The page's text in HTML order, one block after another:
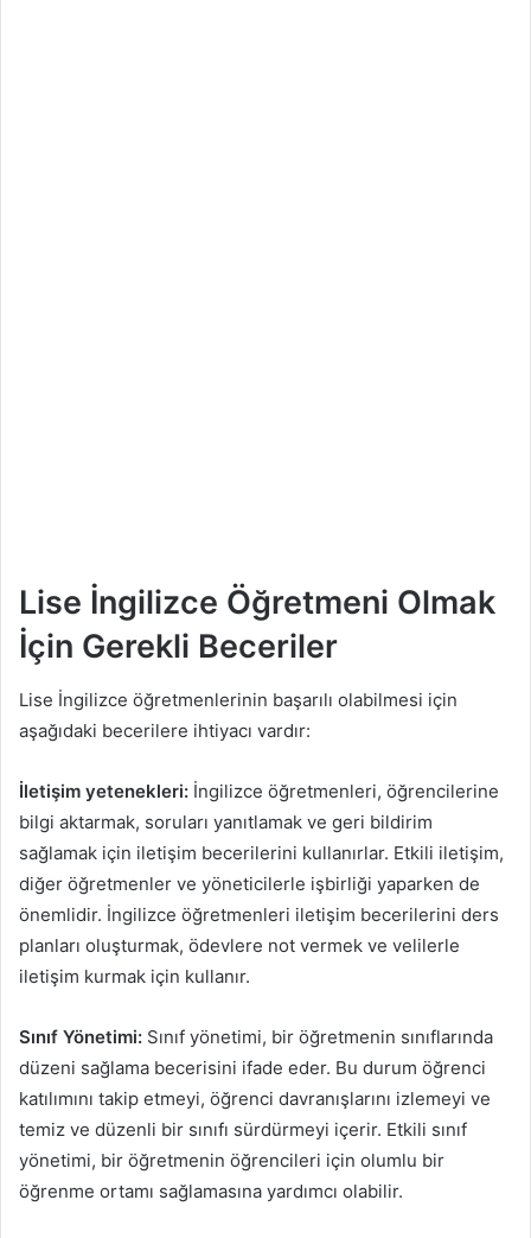
Lise İngilizce Öğretmeni Olmak
İçin Gerekli Beceriler
Lise İngilizce öğretmenlerinin başarılı olabilmesi için
aşağıdaki becerilere ihtiyacı vardır:
İletişim yetenekleri: İngilizce öğretmenleri, öğrencilerine
bilgi aktarmak, soruları yanıtlamak ve geri bildirim
sağlamak için iletişim becerilerini kullanırlar. Etkili iletişim,
diğer öğretmenler ve yöneticilerle işbirliği yaparken de
önemlidir. İngilizce öğretmenleri iletişim becerilerini ders
planları oluşturmak, ödevlere not vermek ve velilerle
iletişim kurmak için kullanır.
Sınıf Yönetimi: Sınıf yönetimi, bir öğretmenin sınıflarında
düzeni sağlama becerisini ifade eder. Bu durum öğrenci
katılımını takip etmeyi, öğrenci davranışlarını izlemeyi ve
temiz ve düzenli bir sınıfı sürdürmeyi içerir. Etkili sınıf
yönetimi, bir öğretmenin öğrencileri için olumlu bir
öğrenme ortamı sağlamasına yardımcı olabilir.